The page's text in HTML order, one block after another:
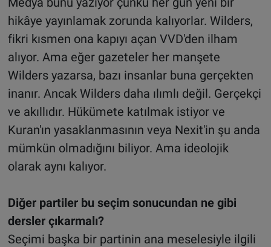
hikâye yayınlamak zorunda kalıyorlar. Wilders,
fikri kısmen ona kapıyı açan VVD'den ilham
alıyor. Ama eğer gazeteler her manşete
Wilders yazarsa, bazı insanlar buna gerçekten
inanır. Ancak Wilders daha ılımlı değil. Gerçekçi
ve akıllıdır. Hükümete katılmak istiyor ve
Kuran'ın yasaklanmasının veya Nexit'in şu anda
mümkün olmadığını biliyor. Ama ideolojik
olarak aynı kalıyor.
Diğer partiler bu seçim sonucundan ne gibi
dersler çıkarmalı?
Seçimi başka bir partinin ana meselesiyle ilgili